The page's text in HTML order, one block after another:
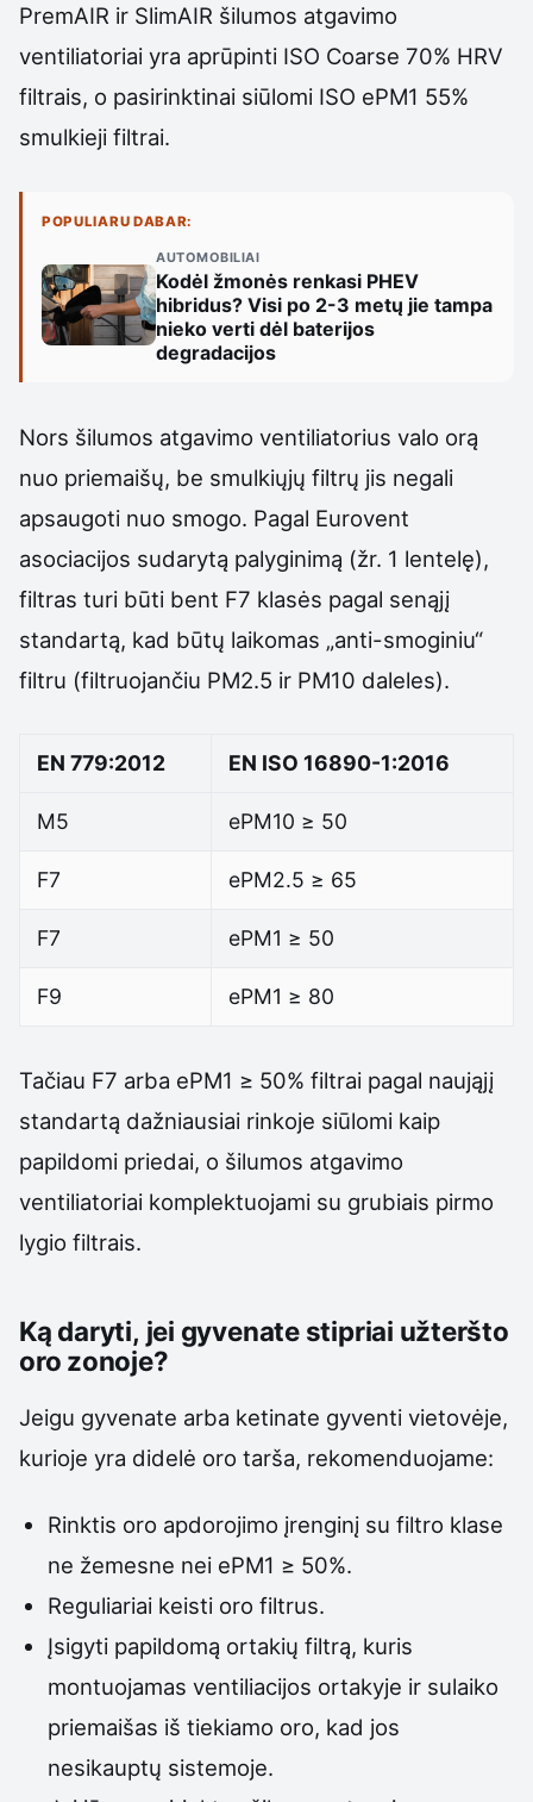
PremAIR ir SlimAIR šilumos atgavimo
ventiliatoriai yra aprūpinti ISO Coarse 70% HRV
filtrais, o pasirinktinai siūlomi ISO ePM1 55%
smulkieji filtrai.
POPULIARU DABAR:
AUTOMOBILIAI
Kodėl žmonės renkasi PHEV
hibridus? Visi po 2-3 metų jie tampa
nieko verti dėl baterijos
degradacijos
Nors šilumos atgavimo ventiliatorius valo orą
nuo priemaišų, be smulkiųjų filtrų jis negali
apsaugoti nuo smogo. Pagal Eurovent
asociacijos sudarytą palyginimą (žr. 1 lentelę),
filtras turi būti bent F7 klasės pagal senąjį
standartą, kad būtų laikomas „anti-smoginiu“
filtru (filtruojančiu PM2.5 ir PM10 daleles).
EN 779:2012 EN ISO 16890-1:2016
M5 ePM10 ≥ 50
F7 ePM2.5 ≥ 65
F7 ePM1 ≥ 50
F9 ePM1 ≥ 80
Tačiau F7 arba ePM1 ≥ 50% filtrai pagal naująjį
standartą dažniausiai rinkoje siūlomi kaip
papildomi priedai, o šilumos atgavimo
ventiliatoriai komplektuojami su grubiais pirmo
lygio filtrais.
Ką daryti, jei gyvenate stipriai užteršto
oro zonoje?
Jeigu gyvenate arba ketinate gyventi vietovėje,
kurioje yra didelė oro tarša, rekomenduojame:
Rinktis oro apdorojimo įrenginį su filtro klase
ne žemesne nei ePM1 ≥ 50%.
Reguliariai keisti oro filtrus.
Įsigyti papildomą ortakių filtrą, kuris
montuojamas ventiliacijos ortakyje ir sulaiko
priemaišas iš tiekiamo oro, kad jos
nesikauptų sistemoje.